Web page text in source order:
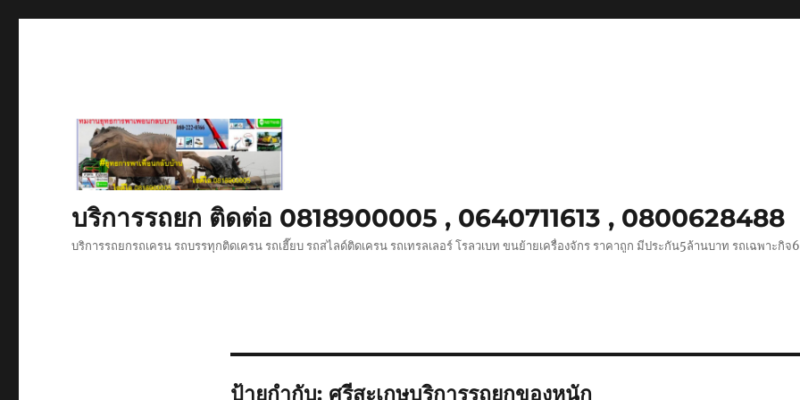
บริการรถยก ติดต่อ 0818900005 , 0640711613 , 0800628488
บริการรถยกรถเครน รถบรรทุกติดเครน รถเฮี๊ยบ รถสไลด์ติดเครน รถเทรลเลอร์ โรลวเบท ขนย้ายเครื่องจักร ราคาถูก มีประกัน5ล้านบาท รถเฉพาะกิจ
ป้ายกำกับ: ศรีสะเกษบริการรถยกของหนัก